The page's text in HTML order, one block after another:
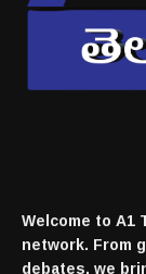
Welcome to
network. From
debates, we